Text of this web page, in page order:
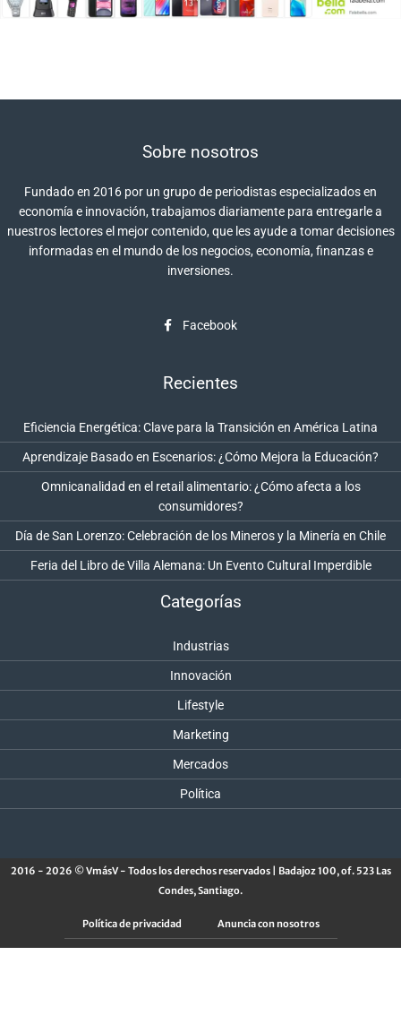
Sobre nosotros
Fundado en 2016 por un grupo de periodistas especializados en
economía e innovación, trabajamos diariamente para entregarle a
nuestros lectores el mejor contenido, que les ayude a tomar decisiones
informadas en el mundo de los negocios, economía, finanzas e
inversiones.
Facebook
Recientes
Eficiencia Energética: Clave para la Transición en América Latina
Aprendizaje Basado en Escenarios: ¿Cómo Mejora la Educación?
Omnicanalidad en el retail alimentario: ¿Cómo afecta a los
consumidores?
Día de San Lorenzo: Celebración de los Mineros y la Minería en Chile
Feria del Libro de Villa Alemana: Un Evento Cultural Imperdible
Categorías
Industrias
Innovación
Lifestyle
Marketing
Mercados
Política
2016 - 2026 © VmásV - Todos los derechos reservados | Badajoz 100, of. 523 Las
Condes, Santiago.
Política de privacidad Anuncia con nosotros